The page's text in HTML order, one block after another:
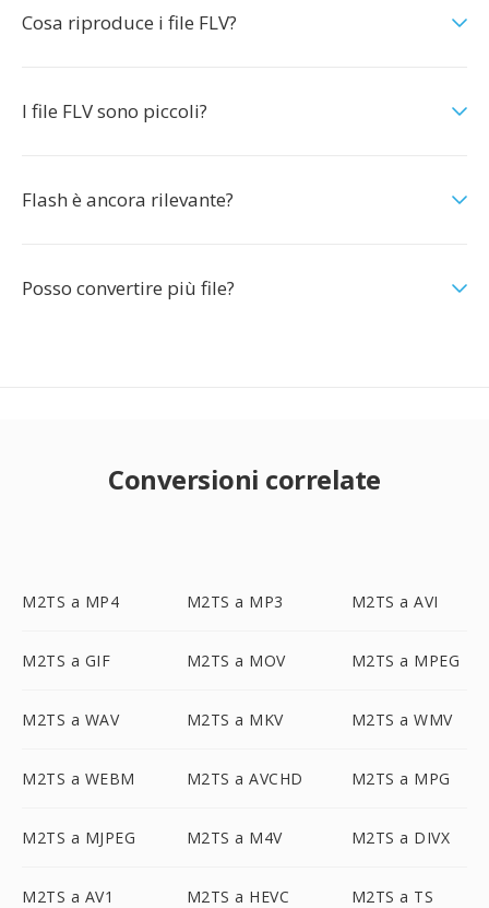
Cosa riproduce i file FLV?
I file FLV sono piccoli?
Flash è ancora rilevante?
Posso convertire più file?
Conversioni correlate
M2TS a MP4 M2TS a MP3 M2TS a AVI
M2TS a GIF M2TS a MOV M2TS a MPEG
M2TS a WAV M2TS a MKV M2TS a WMV
M2TS a WEBM M2TS a AVCHD M2TS a MPG
M2TS a MJPEG M2TS a M4V M2TS a DIVX
M2TS a AV1 M2TS a HEVC M2TS a TS